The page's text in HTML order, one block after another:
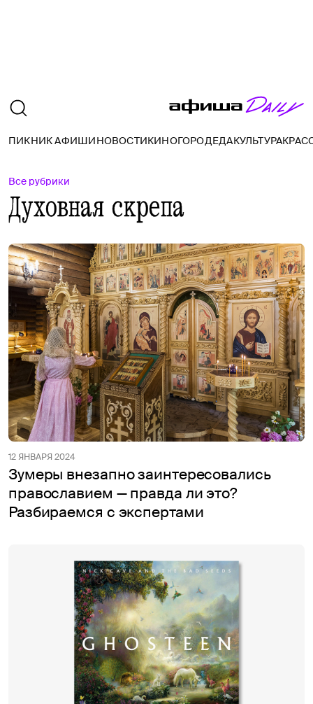
ПИКНИК АФИШИНОВОСТИКИНОГОРОДЕДАКУЛЬТУРА
Все рубрики
Духовная скрепа
12 ЯНВАРЯ 2024
Зумеры внезапно заинтересовались
православием — правда ли это?
Разбираемся с экспертами